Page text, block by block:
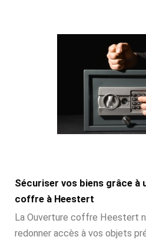
Sécuriser vos biens grâce à
coffre à Heestert
La Ouverture coffre Heestert
redonner accès à vos objets